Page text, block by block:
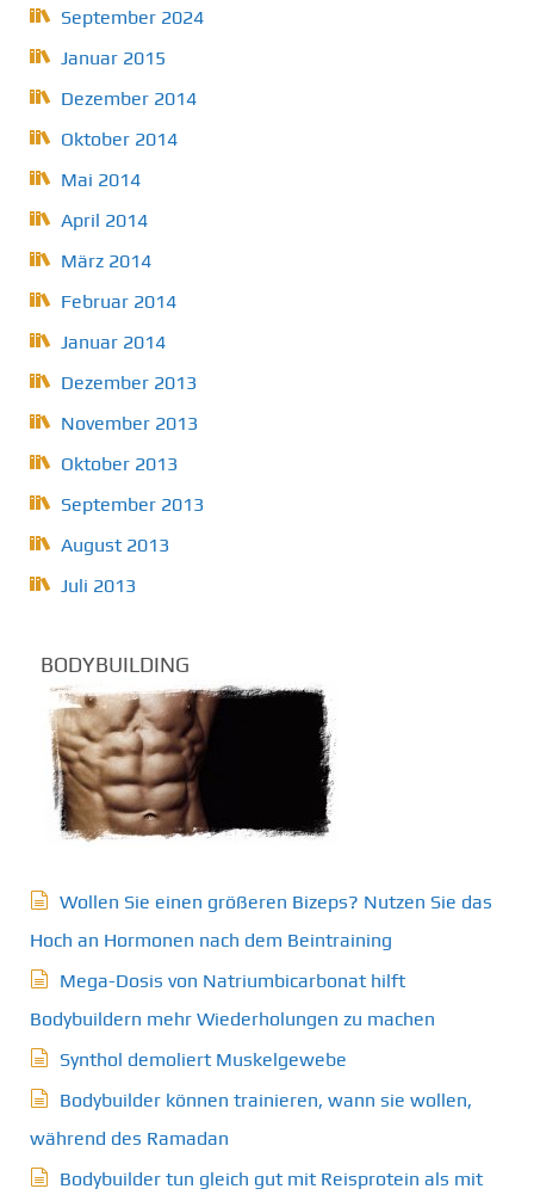
September 2024
Januar 2015
Dezember 2014
Oktober 2014
Mai 2014
April 2014
März 2014
Februar 2014
Januar 2014
Dezember 2013
November 2013
Oktober 2013
September 2013
August 2013
Juli 2013
BODYBUILDING
Wollen Sie einen größeren Bizeps? Nutzen Sie das
Hoch an Hormonen nach dem Beintraining
Mega-Dosis von Natriumbicarbonat hilft
Bodybuildern mehr Wiederholungen zu machen
Synthol demoliert Muskelgewebe
Bodybuilder können trainieren, wann sie wollen,
während des Ramadan
Bodybuilder tun gleich gut mit Reisprotein als mit